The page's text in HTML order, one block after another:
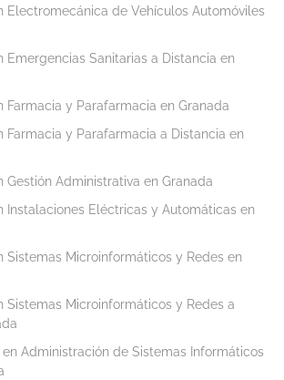
Electromecánica de Vehículos Automóviles
Emergencias Sanitarias a Distancia en
Farmacia y Parafarmacia en Granada
Farmacia y Parafarmacia a Distancia en
Gestión Administrativa en Granada
Instalaciones Eléctricas y Automáticas en
Sistemas Microinformáticos y Redes en
Sistemas Microinformáticos y Redes a
en Administración de Sistemas Informáticos